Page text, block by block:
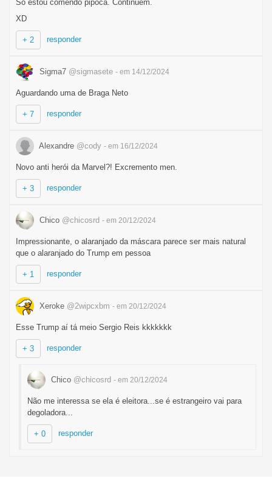
Só estou comendo pipoca. Continuem.
XD
+ 2 responder
Sigma7 @sigmasete - em 14/12/2024
Aguardando uma de Braga Neto
+ 7 responder
Alexandre @cody - em 16/12/2024
Novo anti herói da Marvel?! Excremento men.
+ 3 responder
Chico @chicosrd - em 20/12/2024
Impressionante, o alaranjado da máscara parece ser mais natural
que o alaranjado do Trump em pessoa
+ 1 responder
Xeroke @2wipcxbm - em 20/12/2024
Esse Trump aí tá meio Sergio Reis kkkkkkk
+ 3 responder
Chico @chicosrd - em 20/12/2024
Não me interessa se ela é eleitora...se é estrangeiro vai para
degoladora...
+ 0 responder